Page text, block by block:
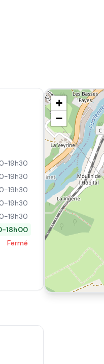
19h30
19h30
19h30
19h30
19h30
18h00
Fermé
+
−